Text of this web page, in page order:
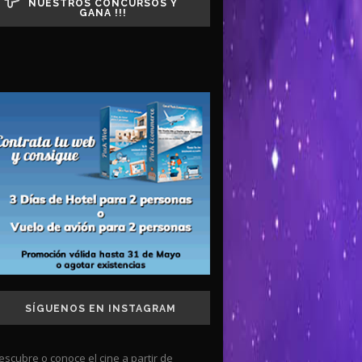
NUESTROS CONCURSOS Y
GANA !!!
SÍGUENOS EN INSTAGRAM
o conoce el cine a partir de